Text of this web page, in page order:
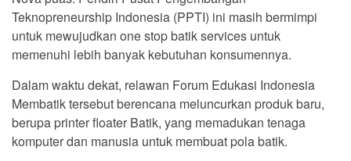
Teknopreneurship Indonesia (PPTI) ini masih bermimpi
untuk mewujudkan one stop batik services untuk
memenuhi lebih banyak kebutuhan konsumennya.
Dalam waktu dekat, relawan Forum Edukasi Indonesia
Membatik tersebut berencana meluncurkan produk baru,
berupa printer floater Batik, yang memadukan tenaga
komputer dan manusia untuk membuat pola batik.